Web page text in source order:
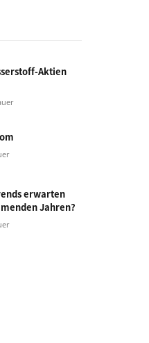
Aktien
erwarten
Jahren?